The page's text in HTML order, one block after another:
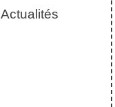
Actualités